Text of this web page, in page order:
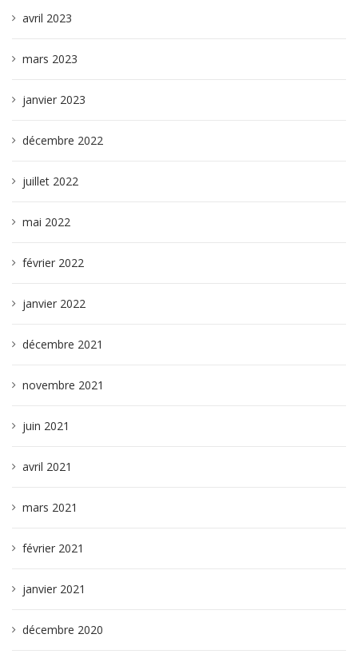
avril 2023
mars 2023
janvier 2023
décembre 2022
juillet 2022
mai 2022
février 2022
janvier 2022
décembre 2021
novembre 2021
juin 2021
avril 2021
mars 2021
février 2021
janvier 2021
décembre 2020